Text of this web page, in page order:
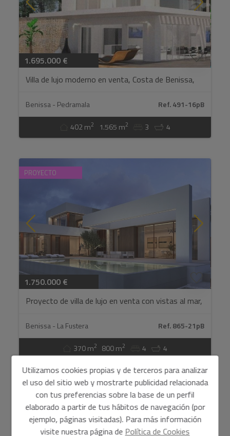
1.695.000 €
Villa de lujo moderno en venta, Costa de Benissa,
Benissa - Pedramala Ref. 491-16pB
402 m2 1.565 m2 3 4
PROYECTO
1.750.000 €
Proyecto de villa de lujo en venta con vistas al mar,
Benissa - La Fustera Ref. 865-21pB
370 m2 800 m2 4 4
¿Ya sabes que casa vas a comprar?
Contacta con nosotros y encontraremos tu casa perfecta
Utilizamos cookies propias y de terceros para analizar
el uso del sitio web y mostrarte publicidad relacionada
con tus preferencias sobre la base de un perfil
elaborado a partir de tus hábitos de navegación (por
ejemplo, páginas visitadas). Para más información
visite nuestra página de Política de Cookies